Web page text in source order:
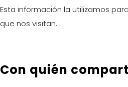
Esta información la utilizamos
que nos visitan.
Con quién